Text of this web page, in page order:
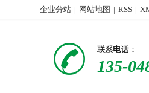
企业分站 | 网站地图 | RSS |
135-